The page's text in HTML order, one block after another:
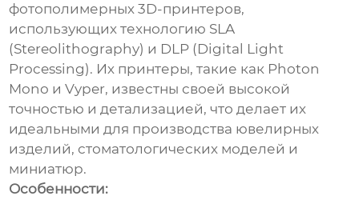
фотополимерных 3D-принтеров,
использующих технологию SLA
(Stereolithography) и DLP (Digital Light
Processing). Их принтеры, такие как Photon
Mono и Vyper, известны своей высокой
точностью и детализацией, что делает их
идеальными для производства ювелирных
изделий, стоматологических моделей и
миниатюр.
Особенности: